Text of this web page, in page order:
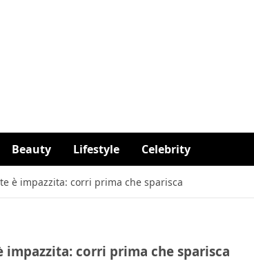
Beauty Lifestyle Celebrity
è impazzita: corri prima che sparisca
impazzita: corri prima che sparisca